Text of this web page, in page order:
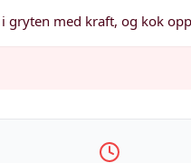
gryten med kraft, og kok